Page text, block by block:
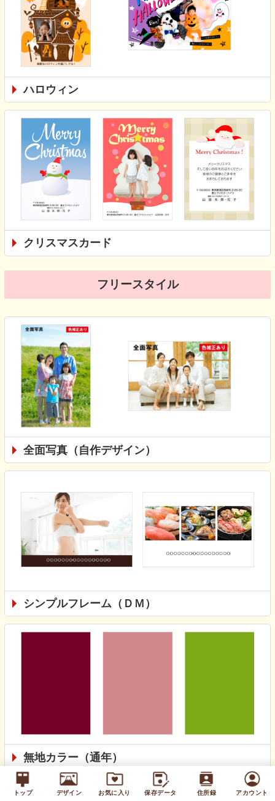
トップ デザイン お気に入り 保存データ 住所録 アカウント
ハロウィン
クリスマスカード
フリースタイル
全面写真（自作デザイン）
シンプルフレーム（ＤＭ）
無地カラー（通年）